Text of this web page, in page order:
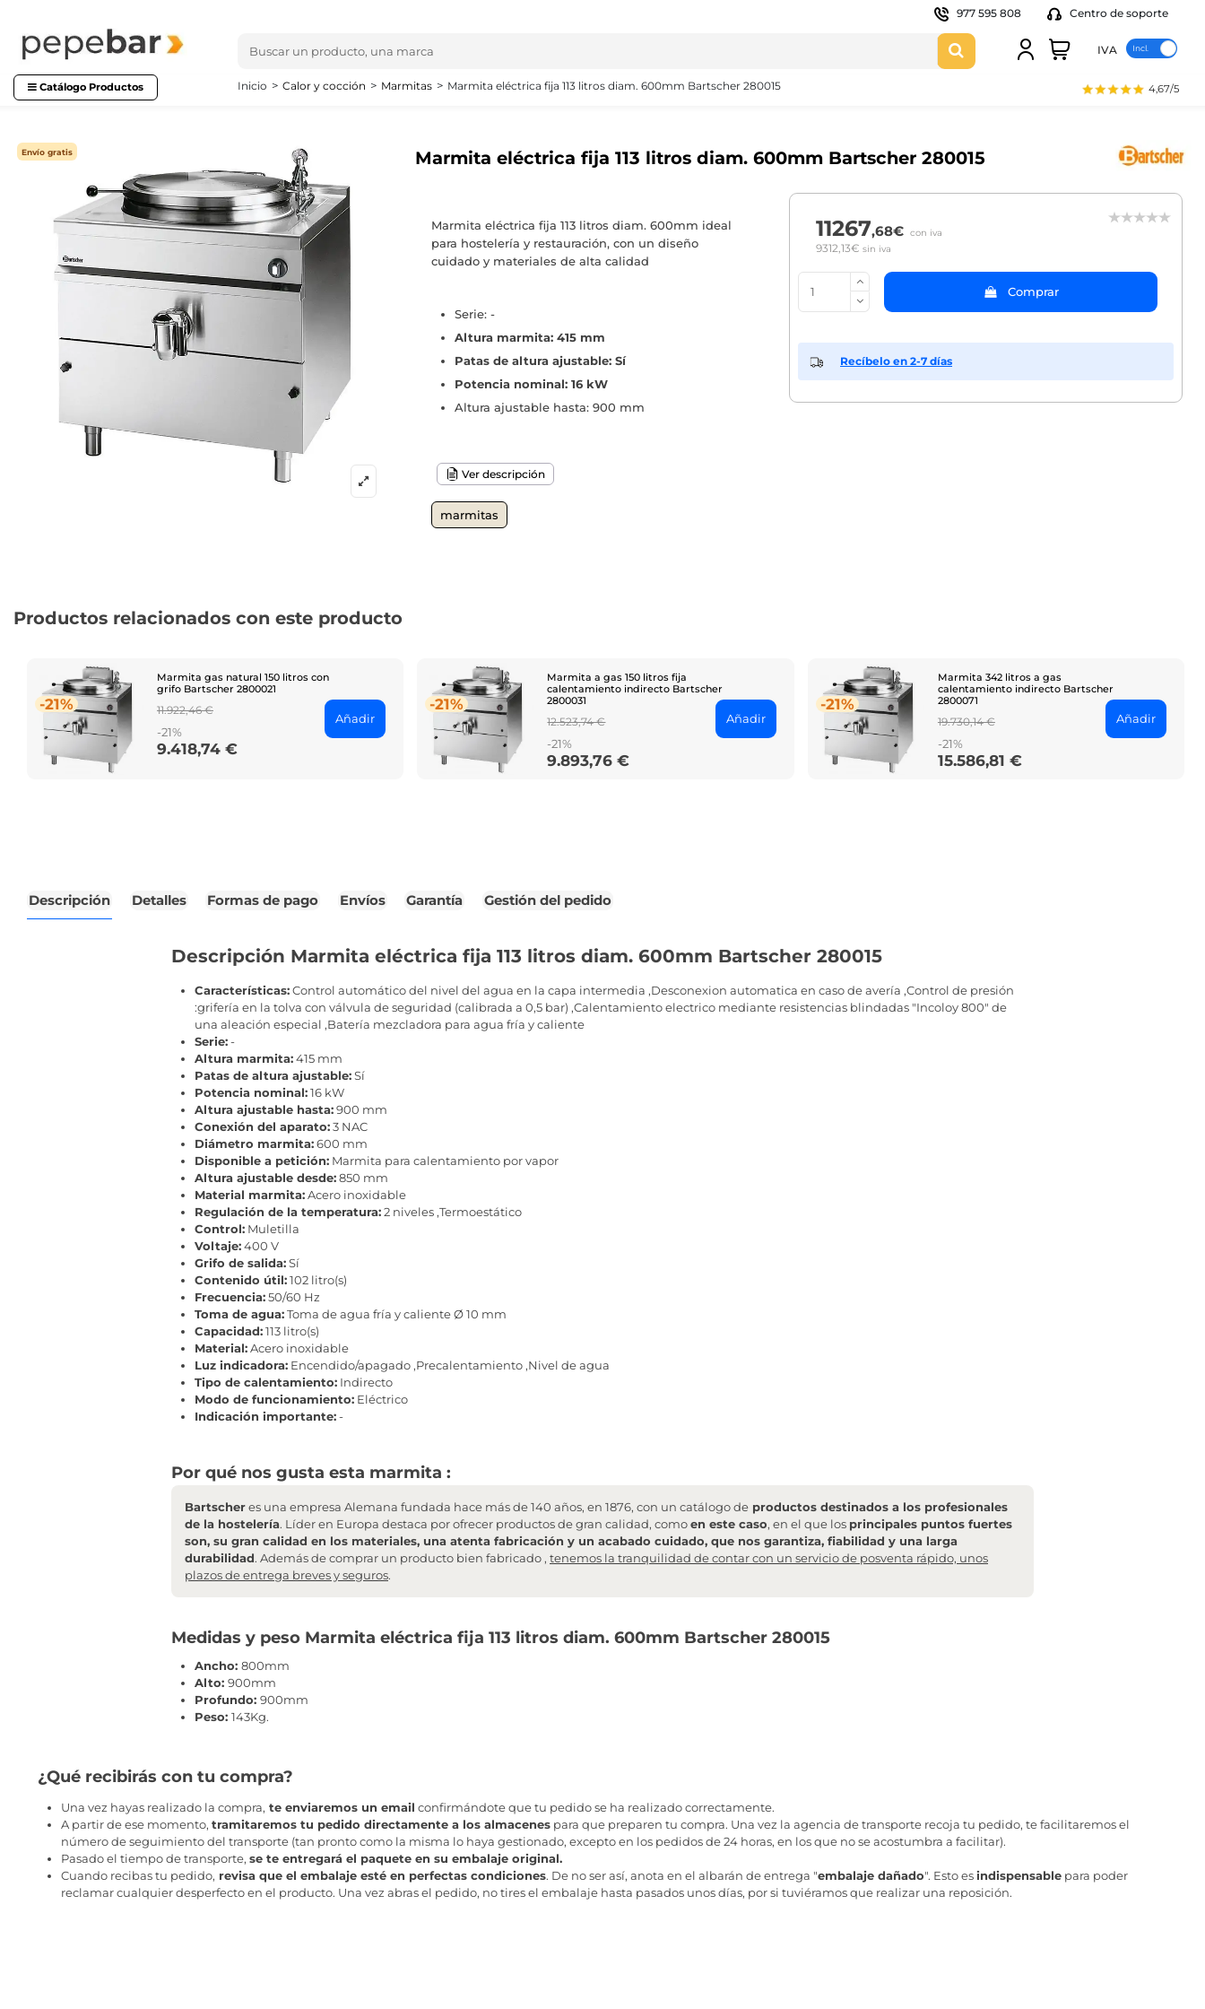
977 595 808 Centro de soporte
IVA
Catálogo Productos 4,67/5
Inicio Calor y cocción Marmitas Marmita eléctrica fija 113 litros diam. 600mm Bartscher 280015
Envío gratis Marmita eléctrica fija 113 litros diam. 600mm Bartscher 280015
Marmita eléctrica fija 113 litros diam. 600mm ideal
para hostelería y restauración, con un diseño
cuidado y materiales de alta calidad
Serie: -
Altura marmita: 415 mm
Patas de altura ajustable: Sí
Potencia nominal: 16 kW
Altura ajustable hasta: 900 mm
Ver descripción
marmitas
11267,68€ con iva
9312,13€ sin iva
Comprar
Recíbelo en 2-7 días
Productos relacionados con este producto
-21%
Marmita gas natural 150 litros con
grifo Bartscher 2800021
Regular
price
11.922,46 €
-21%
Price
9.418,74 €
Añadir
-21%
Marmita a gas 150 litros fija
calentamiento indirecto Bartscher
2800031
Regular
price
12.523,74 €
-21%
Price
9.893,76 €
Añadir
-21%
Marmita 342 litros a gas
calentamiento indirecto Bartscher
2800071
Regular
price
19.730,14 €
-21%
Price
15.586,81 €
Añadir
Descripción Detalles Formas de pago Envíos Garantía Gestión del pedido
Descripción Marmita eléctrica fija 113 litros diam. 600mm Bartscher 280015
Características:Control automático del nivel del agua en la capa intermedia ,Desconexion automatica en caso de avería ,Control de presión
:grifería en la tolva con válvula de seguridad (calibrada a 0,5 bar) ,Calentamiento electrico mediante resistencias blindadas "Incoloy 800" de
una aleación especial ,Batería mezcladora para agua fría y caliente
Serie:-
Altura marmita:415 mm
Patas de altura ajustable:Sí
Potencia nominal:16 kW
Altura ajustable hasta:900 mm
Conexión del aparato:3 NAC
Diámetro marmita:600 mm
Disponible a petición: Marmita para calentamiento por vapor
Altura ajustable desde:850 mm
Material marmita:Acero inoxidable
Regulación de la temperatura:2 niveles ,Termoestático
Control: Muletilla
Voltaje:400 V
Grifo de salida:Sí
Contenido útil:102 litro(s)
Frecuencia:50/60 Hz
Toma de agua:Toma de agua fría y caliente Ø 10 mm
Capacidad:113 litro(s)
Material:Acero inoxidable
Luz indicadora: Encendido/apagado ,Precalentamiento ,Nivel de agua
Tipo de calentamiento: Indirecto
Modo de funcionamiento: Eléctrico
Indicación importante:-
Por qué nos gusta esta marmita :
Bartscheres una empresa Alemana fundada hace más de 140 años, en 1876, con un catálogo de productos destinados a los profesionales
de la hostelería. Líder en Europa destaca por ofrecer productos de gran calidad, comoen este caso, en el que los principales puntos fuertes
son, su gran calidad en los materiales, una atenta fabricación y un acabado cuidado, que nos garantiza, fiabilidad y una larga
durabilidad. Además de comprar un producto bien fabricado , tenemos la tranquilidad de contar con un servicio de posventa rápido, unos
plazos de entrega breves y seguros.
Medidas y peso Marmita eléctrica fija 113 litros diam. 600mm Bartscher 280015
Ancho: 800mm
Alto: 900mm
Profundo: 900mm
Peso: 143Kg.
¿Qué recibirás con tu compra?
Una vez hayas realizado la compra, te enviaremos un email confirmándote que tu pedido se ha realizado correctamente.
A partir de ese momento, tramitaremos tu pedido directamente a los almacenespara que preparen tu compra. Una vez la agencia de transporte recoja tu pedido, te facilitaremos el
número de seguimiento del transporte (tan pronto como la misma lo haya gestionado, excepto en los pedidos de 24 horas, en los que no se acostumbra a facilitar).
Pasado el tiempo de transporte, se te entregará el paquete en su embalaje original.
Cuando recibas tu pedido, revisa que el embalaje esté en perfectas condiciones. De no ser así, anota en el albarán de entrega "embalaje dañado". Esto esindispensablepara poder
reclamar cualquier desperfecto en el producto. Una vez abras el pedido, no tires el embalaje hasta pasados unos días, por si tuviéramos que realizar una reposición.